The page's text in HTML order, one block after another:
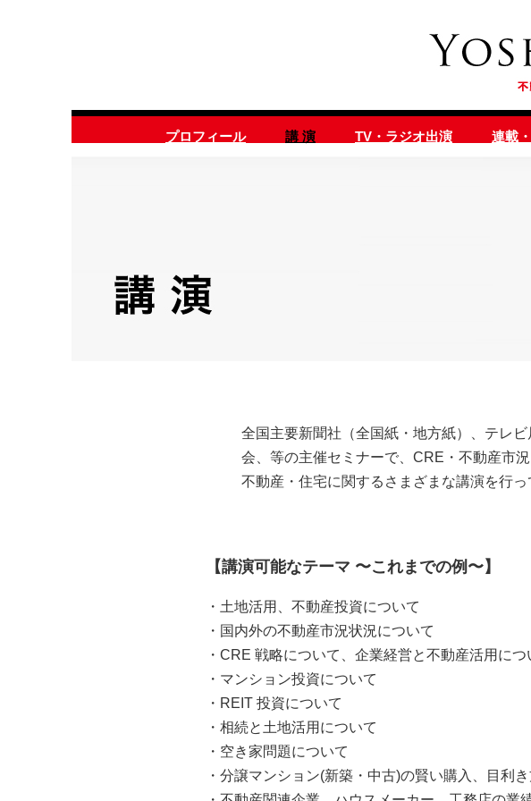
プロフィール 講 演 TV・ラジオ出演 連載
全国主要新聞社（全国紙・地方紙）、テレ
会、等の主催セミナーで、CRE・不動産市
不動産・住宅に関するさまざまな講演を行っ
【講演可能なテーマ 〜これまでの例〜】
・土地活用、不動産投資について
・国内外の不動産市況状況について
・CRE 戦略について、企業経営と不動産活用につ
・マンション投資について
・REIT 投資について
・相続と土地活用について
・空き家問題について
・分譲マンション(新築・中古)の賢い購入、目利